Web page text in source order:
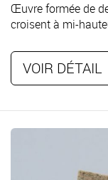
Œuvre formée de
croisent à mi-
VOIR DÉTAIL